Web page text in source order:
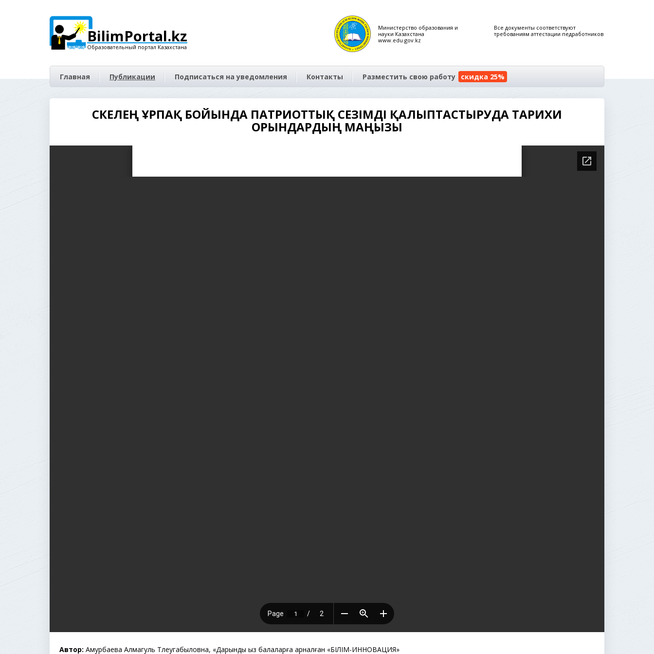
BilimPortal.kz
Образовательный портал Казахстана
Министерство образования и
науки Казахстана
www.edu.gov.kz
Все документы соответствуют
требованиям аттестации педработников
Главная Публикации Подписаться на уведомления Контакты Разместить свою работу скидка 25%
ӨСКЕЛЕҢ ҰРПАҚ БОЙЫНДА ПАТРИОТТЫҚ СЕЗІМДІ ҚАЛЫПТАСТЫРУДА ТАРИХИ
ОРЫНДАРДЫҢ МАҢЫЗЫ
Автор: Амурбаева Алмагуль Тлеугабыловна, «Дарынды қыз балаларға арналған «БІЛІМ-ИННОВАЦИЯ»